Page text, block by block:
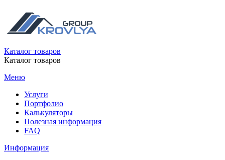
Каталог товаров
Каталог товаров
Меню
Услуги
Портфолио
Калькуляторы
Полезная информация
FAQ
Информация